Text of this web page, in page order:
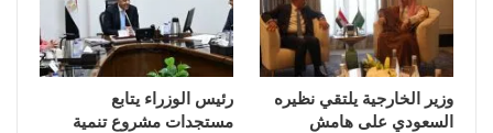
وزير الخارجية يلتقي نظيره
السعودي على هامش
رئيس الوزراء يتابع
مستجدات مشروع تنمية